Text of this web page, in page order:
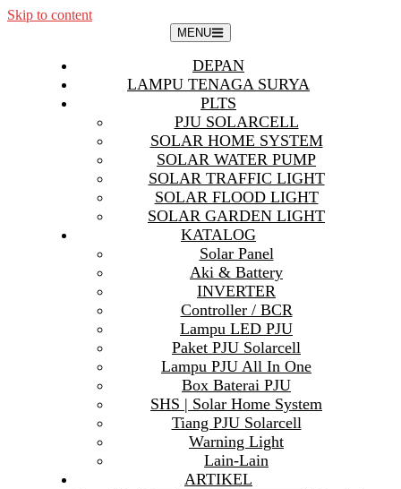
Skip to content
MENU
DEPAN
LAMPU TENAGA SURYA
PLTS
PJU SOLARCELL
SOLAR HOME SYSTEM
SOLAR WATER PUMP
SOLAR TRAFFIC LIGHT
SOLAR FLOOD LIGHT
SOLAR GARDEN LIGHT
KATALOG
Solar Panel
Aki & Battery
INVERTER
Controller / BCR
Lampu LED PJU
Paket PJU Solarcell
Lampu PJU All In One
Box Baterai PJU
SHS | Solar Home System
Tiang PJU Solarcell
Warning Light
Lain-Lain
ARTIKEL